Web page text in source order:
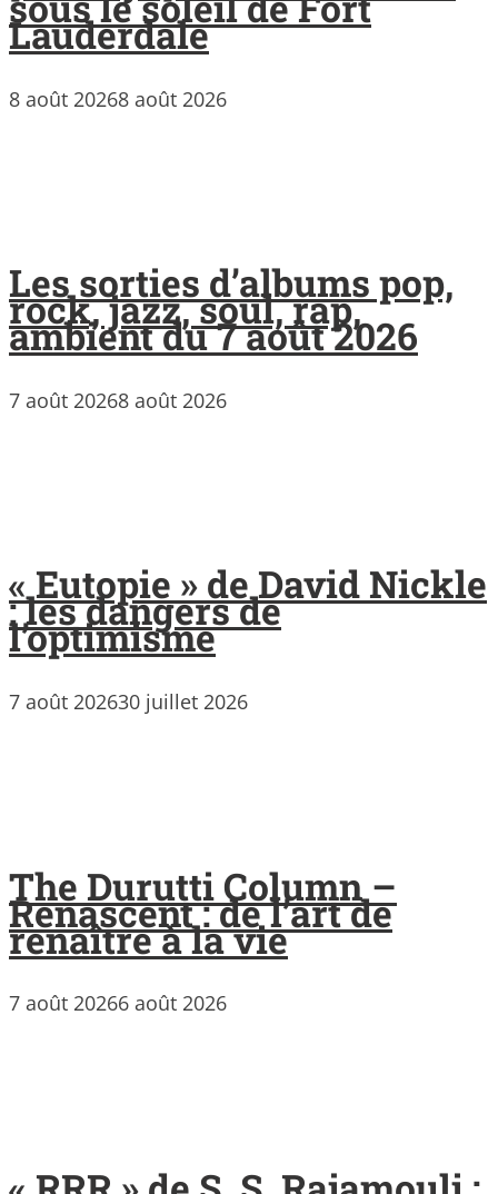
Lauderdale
8 août 20268 août 2026
Les sorties d’albums pop,
rock, jazz, soul, rap,
ambient du 7 août 2026
7 août 20268 août 2026
« Eutopie » de David Nickle
: les dangers de
l’optimisme
7 août 202630 juillet 2026
The Durutti Column –
Renascent : de l’art de
renaître à la vie
7 août 20266 août 2026